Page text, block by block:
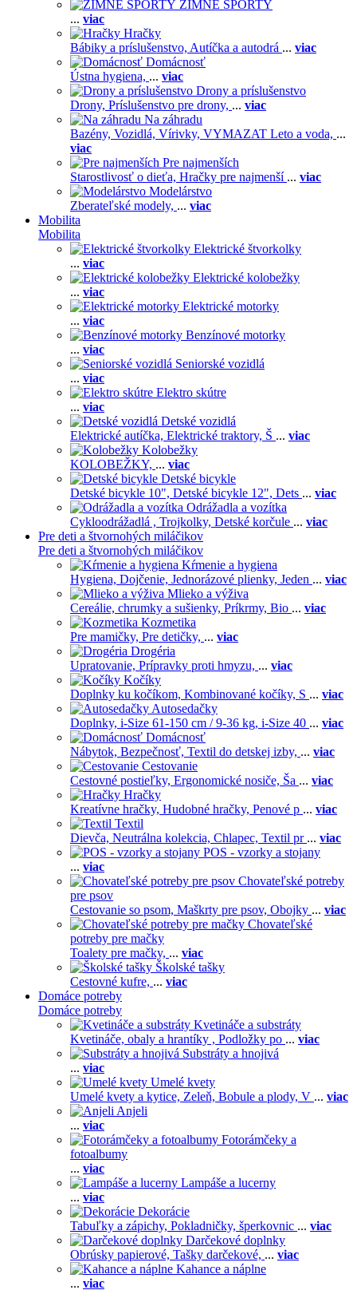
ZIMNÉ ŠPORTY
... viac
Hračky
Bábiky a príslušenstvo, Autíčka a autodrá ... viac
Domácnosť
Ústna hygiena, ... viac
Drony a príslušenstvo
Drony, Príslušenstvo pre drony, ... viac
Na záhradu
Bazény, Vozidlá, Vírivky, VYMAZAT Leto a voda, ...
viac
Pre najmenších
Starostlivosť o dieťa, Hračky pre najmenší ... viac
Modelárstvo
Zberateľské modely, ... viac
Mobilita
Mobilita
Elektrické štvorkolky
... viac
Elektrické kolobežky
... viac
Elektrické motorky
... viac
Benzínové motorky
... viac
Seniorské vozidlá
... viac
Elektro skútre
... viac
Detské vozidlá
Elektrické autíčka, Elektrické traktory, Š ... viac
Kolobežky
KOLOBEŽKY, ... viac
Detské bicykle
Detské bicykle 10", Detské bicykle 12", Dets ... viac
Odrážadla a vozítka
Cykloodrážadlá , Trojkolky, Detské korčule ... viac
Pre deti a štvornohých miláčikov
Pre deti a štvornohých miláčikov
Kŕmenie a hygiena
Hygiena, Dojčenie, Jednorázové plienky, Jeden ... viac
Mlieko a výživa
Cereálie, chrumky a sušienky, Príkrmy, Bio ... viac
Kozmetika
Pre mamičky, Pre detičky, ... viac
Drogéria
Upratovanie, Prípravky proti hmyzu, ... viac
Kočíky
Doplnky ku kočíkom, Kombinované kočíky, S ... viac
Autosedačky
Doplnky, i-Size 61-150 cm / 9-36 kg, i-Size 40 ... viac
Domácnosť
Nábytok, Bezpečnosť, Textil do detskej izby, ... viac
Cestovanie
Cestovné postieľky, Ergonomické nosiče, Ša ... viac
Hračky
Kreatívne hračky, Hudobné hračky, Penové p ... viac
Textil
Dievča, Neutrálna kolekcia, Chlapec, Textil pr ... viac
POS - vzorky a stojany
... viac
Chovateľské potreby
pre psov
Cestovanie so psom, Maškrty pre psov, Obojky ... viac
Chovateľské
potreby pre mačky
Toalety pre mačky, ... viac
Školské tašky
Cestovné kufre, ... viac
Domáce potreby
Domáce potreby
Kvetináče a substráty
Kvetináče, obaly a hrantíky , Podložky po ... viac
Substráty a hnojivá
... viac
Umelé kvety
Umelé kvety a kytice, Zeleň, Bobule a plody, V ... viac
Anjeli
... viac
Fotorámčeky a
fotoalbumy
... viac
Lampáše a lucerny
... viac
Dekorácie
Tabuľky a zápichy, Pokladničky, šperkovnic ... viac
Darčekové doplnky
Obrúsky papierové, Tašky darčekové, ... viac
Kahance a náplne
... viac